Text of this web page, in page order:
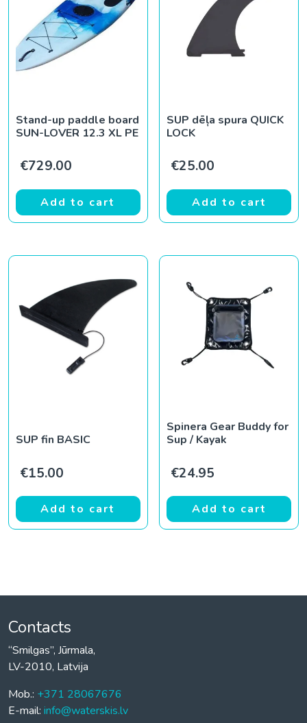
Stand-up paddle board
SUN-LOVER 12.3 XL PE
€729.00
Add to cart
SUP dēļa spura QUICK
LOCK
€25.00
Add to cart
SUP fin BASIC
€15.00
Add to cart
Spinera Gear Buddy for
Sup / Kayak
€24.95
Add to cart
Contacts
“Smilgas”, Jūrmala,
LV-2010, Latvija
Mob.: +371 28067676
E-mail: info@waterskis.lv